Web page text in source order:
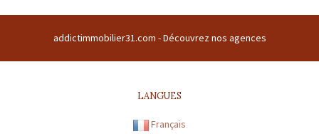
Forme sociale : SARL | Numero TVA Intracommunautaire :
Capital : * | Caisse garantie financière : GALIAN | Montant garantie
addictimmobilier31.com -Découvrez nos agences
LANGUES
Français